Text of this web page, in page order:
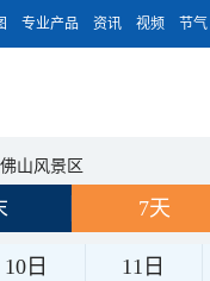
专业产品 资讯 视频 节气
山风景区
7天
10日 11日